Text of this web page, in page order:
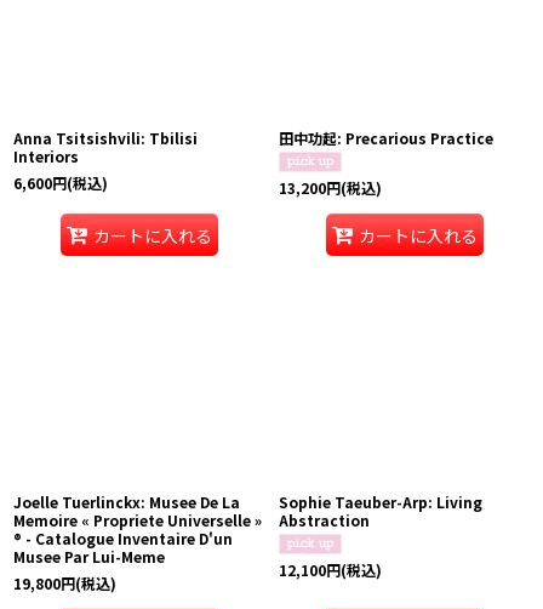
Anna Tsitsishvili: Tbilisi
Interiors
6,600円(税込)
カートに入れる
田中功起: Precarious Practice
13,200円(税込)
カートに入れる
Joelle Tuerlinckx: Musee De La
Memoire « Propriete Universelle »
® - Catalogue Inventaire D'un
Musee Par Lui-Meme
19,800円(税込)
Sophie Taeuber-Arp: Living
Abstraction
12,100円(税込)